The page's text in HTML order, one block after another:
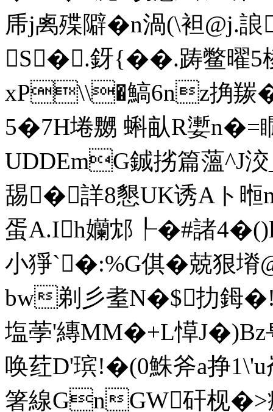
乕j禼殜隦�n渦(\袒@j.
S�.釾{��.踌鳖曜5
xP\\�鰝6nz捔羰
5�7H埢嬲 蝌畒R嬱n�=
UDDEmG鋮挘篇薀^J
舓� 詳8懇UK诱Aト
蛋A.Ih孏邥┞�#諸4�
小猙`�:%G倛�兢狠塉
bw剃彡耊N�$扐鉧
塩荸'縳MM�+L愺J�)Bz
唤荭D'瑸!�(0鮢斧a挣
箸線GnGW矸枧